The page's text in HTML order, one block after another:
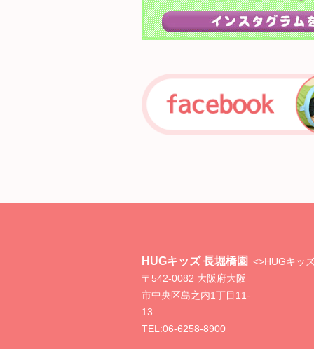
HUGキッズ 長堀橋園
〒542-0082 大阪府大阪
市中央区島之内1丁目11-
13
TEL:06-6258-8900
<>HUGキッ